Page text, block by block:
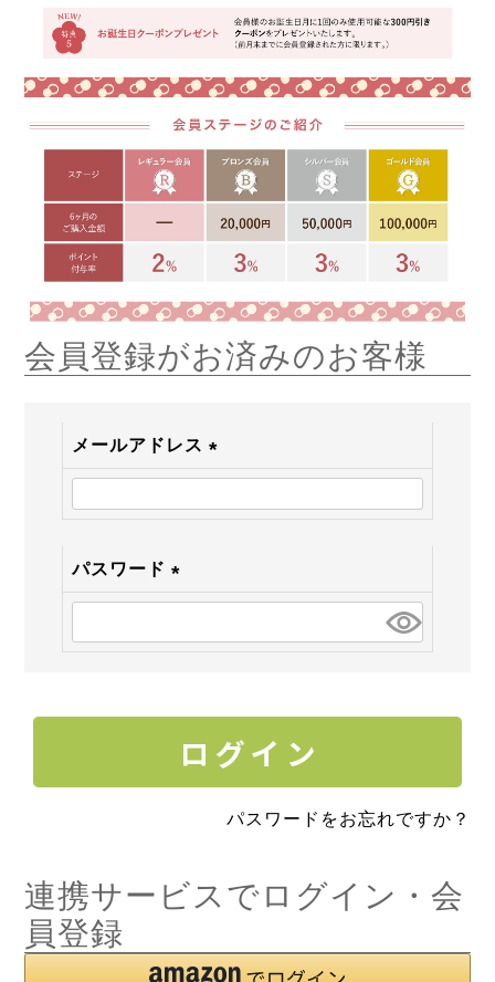
会員登録がお済みのお客様
メールアドレス
(必
須)
パスワード
(必
パスワードをお忘れですか？
連携サービスでログイン・会
員登録